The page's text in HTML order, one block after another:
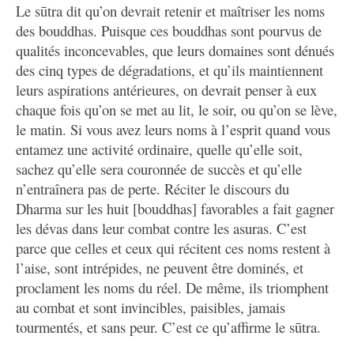
souligne aussi que bien que ces êtres éveillés
apparaissent sous divers aspects, ils sont ultimement
d’une seule et unique essence éveillée. De plus, il
insiste sur les aspirations antérieures de ces bouddhas
qui possèdent d’inconcevables qualités, ce qui nous
rappelle que la prière n’agit pas par magie, mais en
connectant le pratiquant à ces bouddhas. Compte tenu
de la brièveté de ce texte, Mipham renvoie le lecteur à
deux de ses compositions plus longues et traitant de
sujets apparentés : Les noms des cent mille bouddhas
Un collier de joyaux : Les actes splendides des huit fils
proches.
Puisque lesStrophesfurent écrites le 18 avril 1896 et
que l’Explicationleur est forcément ultérieure, on peut
supposer que ce commentaire fut composé assez tard
dans la vie de l’auteur, supposition corroborée par son
Le sūtra dit qu’on devrait retenir et maîtriser les noms
des bouddhas. Puisque ces bouddhas sont pourvus de
qualités inconcevables, que leurs domaines sont dénués
des cinq types de dégradations, et qu’ils maintiennent
leurs aspirations antérieures, on devrait penser à eux
chaque fois qu’on se met au lit, le soir, ou qu’on se lève,
le matin. Si vous avez leurs noms à l’esprit quand vous
entamez une activité ordinaire, quelle qu’elle soit,
sachez qu’elle sera couronnée de succès et qu’elle
n’entraînera pas de perte. Réciter le discours du
Dharma sur les huit [bouddhas] favorables a fait gagner
les dévas dans leur combat contre les asuras. C’est
parce que celles et ceux qui récitent ces noms restent à
l’aise, sont intrépides, ne peuvent être dominés, et
proclament les noms du réel. De même, ils triomphent
au combat et sont invincibles, paisibles, jamais
tourmentés, et sans peur. C’est ce qu’affirme le sūtra.